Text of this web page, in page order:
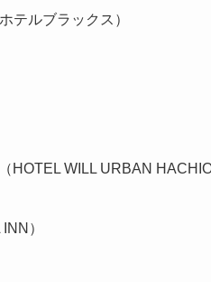
テルブラックス）
WILL URBAN
）